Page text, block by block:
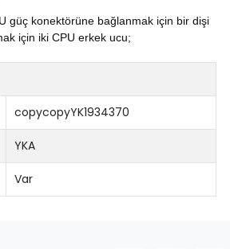
güç konektörüne bağlanmak için bir dişi
için iki CPU erkek ucu;
copycopyYK1934370
YKA
Var